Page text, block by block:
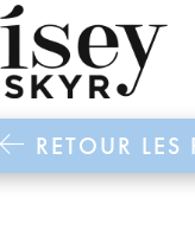
RETOUR LES